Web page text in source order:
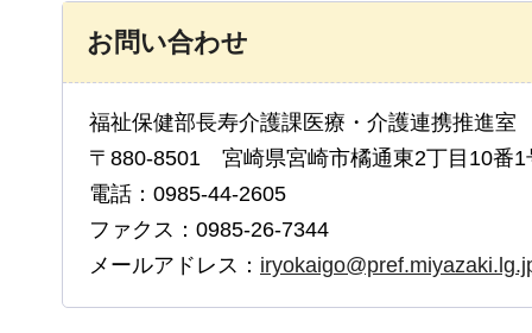
お問い合わせ
福祉保健部長寿介護課医療・介護連携推進
〒880-8501 宮崎県宮崎市橘通東2丁目10番1
電話：0985-44-2605
ファクス：0985-26-7344
メールアドレス：